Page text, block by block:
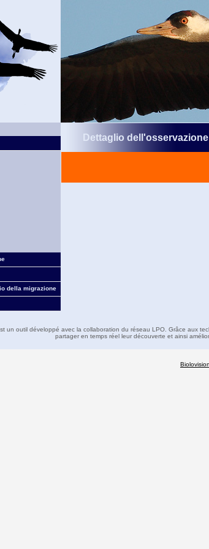
della migrazione
Dettaglio dell'osservazione
un outil développé avec la collaboration du réseau LPO. Grâce aux
partager en temps réel leur découverte et ainsi